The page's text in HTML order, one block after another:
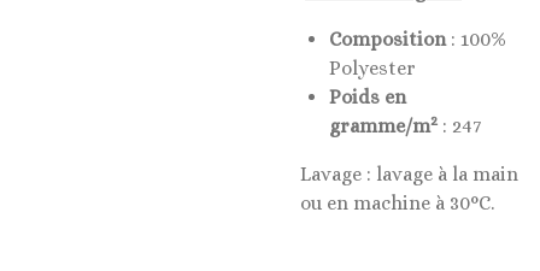
Composition: 100%
Polyester
Poids en
gramme/m2 : 247
Lavage : lavage à la main
ou en machine à 30°C.